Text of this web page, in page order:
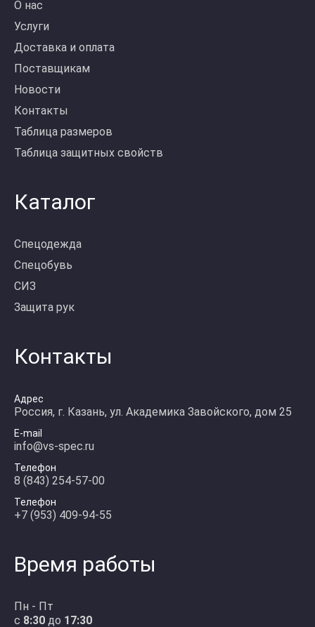
О нас
Услуги
Доставка и оплата
Поставщикам
Новости
Контакты
Таблица размеров
Таблица защитных свойств
Каталог
Спецодежда
Спецобувь
СИЗ
Защита рук
Контакты
Адрес
Россия, г. Казань, ул. Академика Завойского, дом 25
E-mail
info@vs-spec.ru
Телефон
8 (843) 254-57-00
Телефон
+7 (953) 409-94-55
Время работы
Пн - Пт
с 8:30 до 17:30